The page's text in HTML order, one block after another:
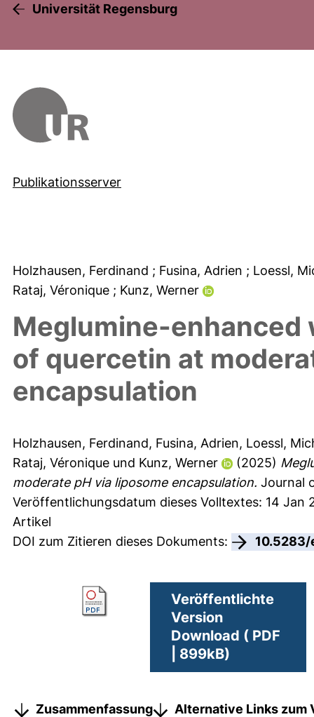
Universität Regensburg
Publikationsserver
Holzhausen, Ferdinand ; Fusina, Adrien ; Loessl,
Rataj, Véronique ; Kunz, Werner
Meglumine-
of quercetin at
encapsulation
Holzhausen, Ferdinand, Fusina, Adrien, Loessl,
Rataj, Véronique und Kunz, Werner (2025)
moderate pH via liposome encapsulation. Journal
Veröffentlichungsdatum dieses Volltextes: 14 Jan
Artikel
DOI zum Zitieren dieses Dokuments:
Veröffentlichte
Version
Download ( PDF
| 899kB)
Zusammenfassung
Alternative Links zum